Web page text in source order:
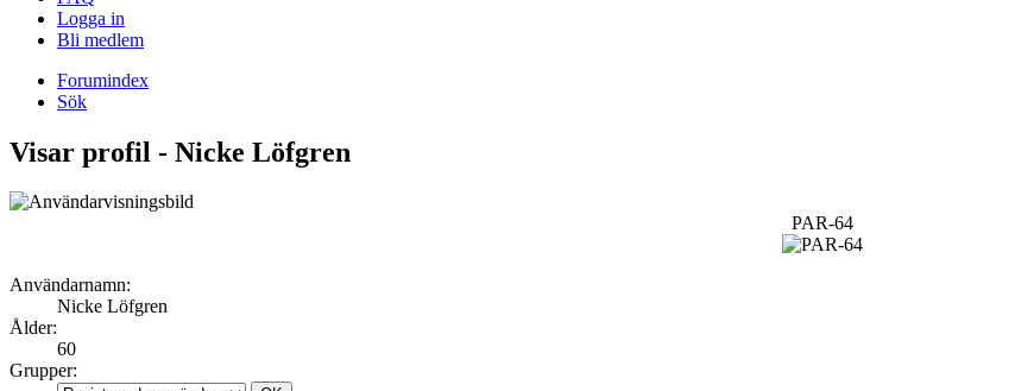
Logga in
Bli medlem
Forumindex
Sök
Visar profil - Nicke Löfgren
PAR-64
Användarnamn:
Nicke Löfgren
Ålder:
60
Grupper: